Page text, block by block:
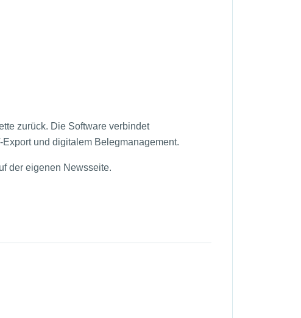
zurück. Die Software verbindet
und digitalem Belegmanagement.
der eigenen Newsseite.